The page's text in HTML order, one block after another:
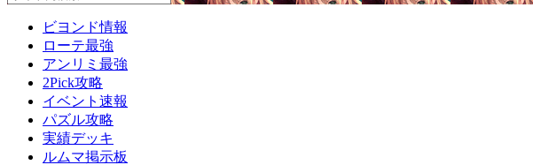
ビヨンド情報
ローテ最強
アンリミ最強
2Pick攻略
イベント速報
パズル攻略
実績デッキ
ルムマ掲示板